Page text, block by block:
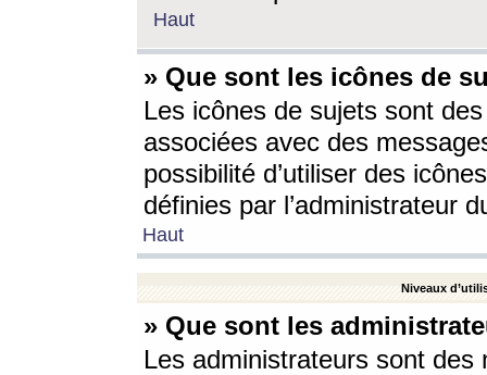
Haut
» Que sont les icônes de
Les icônes de sujets sont
associées avec des
possibilité d’utiliser des
définies par l’administrateur
Haut
Niveaux
» Que sont les
Les administrateurs sont